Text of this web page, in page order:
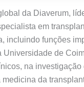
da Diaverum,
em
incluindo funções
de
na
da